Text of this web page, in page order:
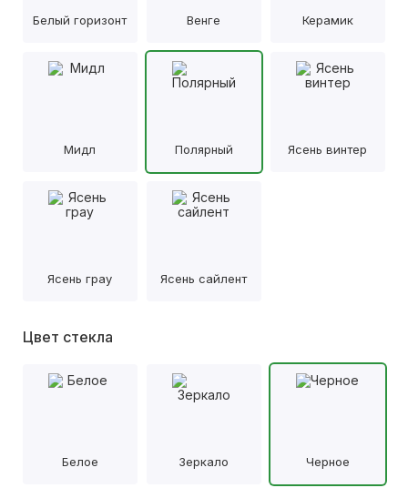
Белый горизонт Венге Керамик
Мидл Полярный Ясень винтер
Ясень грау Ясень сайлент
Цвет стекла
Белое Зеркало Черное